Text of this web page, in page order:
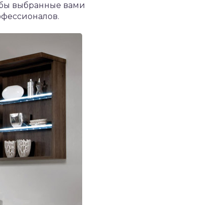
выбранные вами